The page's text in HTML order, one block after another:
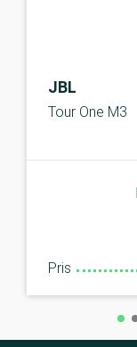
JBL
Tour One M3
Pris